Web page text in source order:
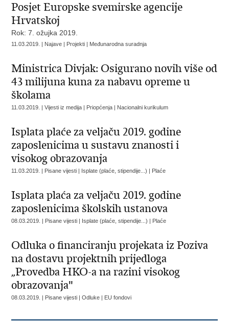
Posjet Europske svemirske agencije
Hrvatskoj
Rok: 7. ožujka 2019.
11.03.2019. | Najave | Projekti | Međunarodna suradnja
Ministrica Divjak: Osigurano novih više od
43 milijuna kuna za nabavu opreme u
školama
11.03.2019. | Vijesti iz medija | Priopćenja | Nacionalni kurikulum
Isplata plaće za veljaču 2019. godine
zaposlenicima u sustavu znanosti i
visokog obrazovanja
11.03.2019. | Pisane vijesti | Isplate (plaće, stipendije...) | Plaće
Isplata plaća za veljaču 2019. godine
zaposlenicima školskih ustanova
08.03.2019. | Pisane vijesti | Isplate (plaće, stipendije...) | Plaće
Odluka o financiranju projekata iz Poziva
na dostavu projektnih prijedloga
„Provedba HKO-a na razini visokog
obrazovanja"
08.03.2019. | Pisane vijesti | Odluke | EU fondovi